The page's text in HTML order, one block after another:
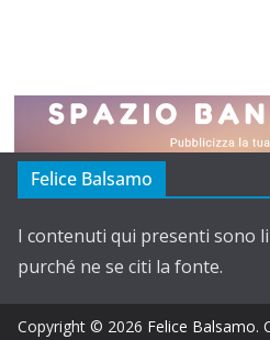
Felice Balsamo
I contenuti qui presenti sono
purché ne se citi la fonte.
Copyright © 2026 Felice Balsamo.